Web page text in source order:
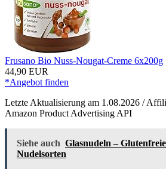
Frusano Bio Nuss-Nougat-Creme 6x200g
44,90 EUR
*Angebot finden
Letzte Aktualisierung am 1.08.2026 /
Amazon Product Advertising API
Siehe auch Glasnudeln –
Nudelsorten